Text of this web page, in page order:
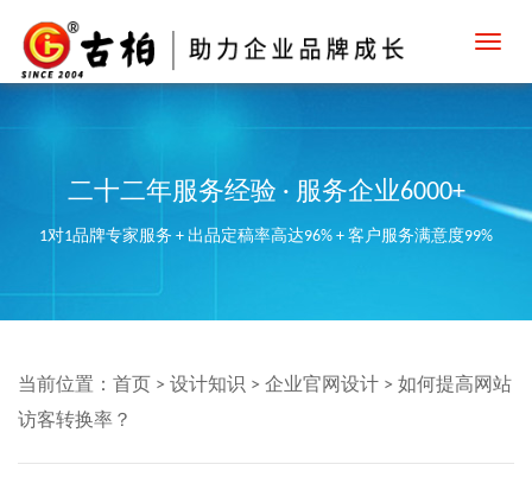
二十二年服务经验 · 服务企业6000+
1对1品牌专家服务 + 出品定稿率高达96% + 客户服务满意度99%
当前位置： 首页 > 设计知识 > 企业官网设计 > 如何提高网站
访客转换率？